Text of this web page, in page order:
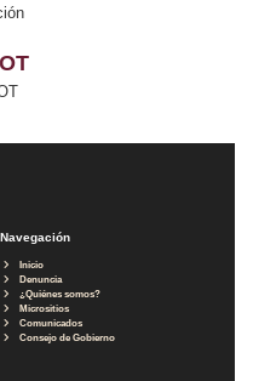
Navegación
Inicio
Denuncia
¿Quiénes somos?
Micrositios
Comunicados
Consejo de Gobierno